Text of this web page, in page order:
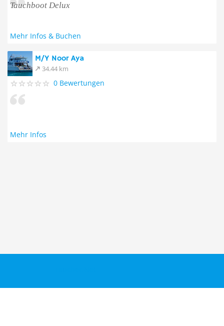
Tauchboot Delux
Mehr Infos & Buchen
M/Y Noor Aya
34.44 km
0 Bewertungen
Mehr Infos